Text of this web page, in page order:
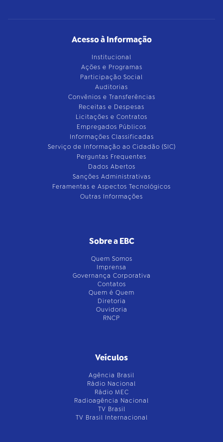
Acesso à Informação
Institucional
Ações e Programas
Participação Social
Auditorias
Convênios e Transferências
Receitas e Despesas
Licitações e Contratos
Empregados Públicos
Informações Classificadas
Serviço de Informação ao Cidadão (SIC)
Perguntas Frequentes
Dados Abertos
Sanções Administrativas
Feramentas e Aspectos Tecnológicos
Outras Informações
Sobre a EBC
Quem Somos
Imprensa
Governança Corporativa
Contatos
Quem é Quem
Diretoria
Ouvidoria
RNCP
Veículos
Agência Brasil
Rádio Nacional
Rádio MEC
Radioagência Nacional
TV Brasil
TV Brasil Internacional